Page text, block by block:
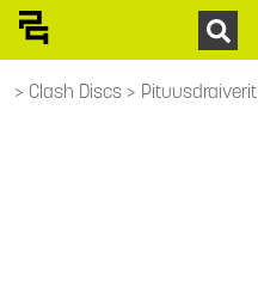
Clash Discs Pituusdraiverit